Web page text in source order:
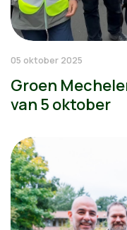
05 oktober 2025
Groen
van 5 oktober